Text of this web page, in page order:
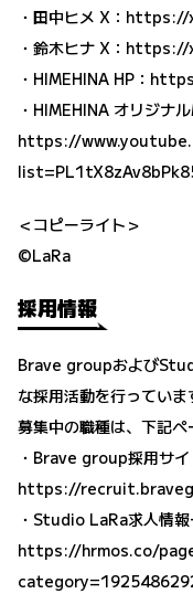
・田中ヒメ X： https://
・鈴木ヒナ X： https://
・HIMEHINA HP：
・HIMEHINA オリジナル
https://
＜コピーライト＞
©LaRa
採用情報
Brave groupおよび
な採用活動を行っていま
募集中の職種は、下記ペ
・Brave group採用サイ
https://
・Studio LaRa求人情報
https://hrmos.co/